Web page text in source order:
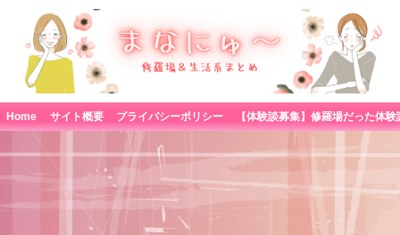
Home サイト概要 プライバシーポリシー